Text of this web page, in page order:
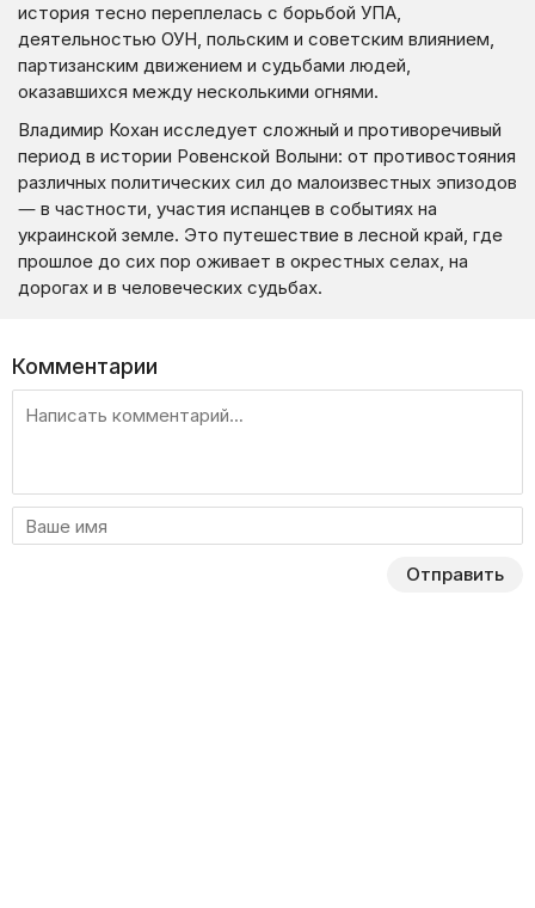
история тесно переплелась с борьбой УПА,
деятельностью ОУН, польским и советским влиянием,
партизанским движением и судьбами людей,
оказавшихся между несколькими огнями.
Владимир Кохан исследует сложный и противоречивый
период в истории Ровенской Волыни: от противостояния
различных политических сил до малоизвестных эпизодов
— в частности, участия испанцев в событиях на
украинской земле. Это путешествие в лесной край, где
прошлое до сих пор оживает в окрестных селах, на
дорогах и в человеческих судьбах.
Комментарии
Отправить